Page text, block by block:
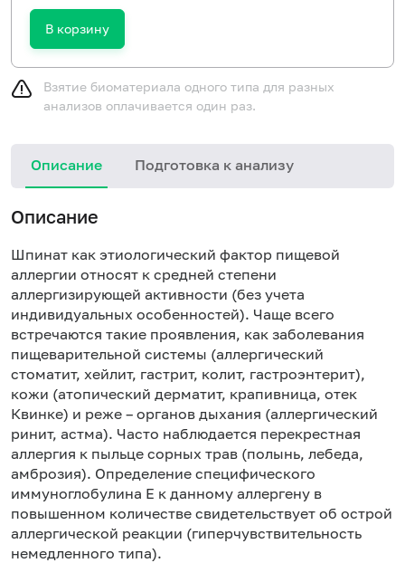
В корзину
Взятие биоматериала одного типа для разных
анализов оплачивается один раз.
Описание Подготовка к анализу
Описание
Шпинат как этиологический фактор пищевой
аллергии относят к средней степени
аллергизирующей активности (без учета
индивидуальных особенностей). Чаще всего
встречаются такие проявления, как заболевания
пищеварительной системы (аллергический
стоматит, хейлит, гастрит, колит, гастроэнтерит),
кожи (атопический дерматит, крапивница, отек
Квинке) и реже – органов дыхания (аллергический
ринит, астма). Часто наблюдается перекрестная
аллергия к пыльце сорных трав (полынь, лебеда,
амброзия). Определение специфического
иммуноглобулина Е к данному аллергену в
повышенном количестве свидетельствует об острой
аллергической реакции (гиперчувствительность
немедленного типа).